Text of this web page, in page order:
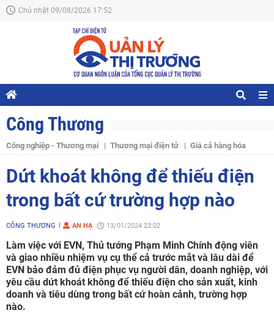
Chủ nhật 09/08/2026 17:52
Công Thương
Công nghiệp - Thương mại Thương mại điện tử Giá cả hàng hóa
Dứt khoát không để thiếu điện
trong bất cứ trường hợp nào
CÔNG THƯƠNG AN HẠ 13/01/2024 23:02
Làm việc với EVN, Thủ tướng Phạm Minh Chính động viên
và giao nhiều nhiệm vụ cụ thể cả trước mắt và lâu dài để
EVN bảo đảm đủ điện phục vụ người dân, doanh nghiệp, với
yêu cầu dứt khoát không để thiếu điện cho sản xuất, kinh
doanh và tiêu dùng trong bất cứ hoàn cảnh, trường hợp
nào.